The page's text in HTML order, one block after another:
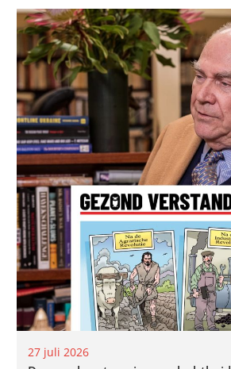
27 juli 2026